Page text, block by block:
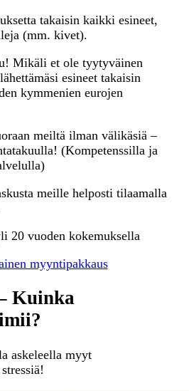
takaisin kaikki esineet,
(mm. kivet).
Mikäli et ole tyytyväinen
esineet takaisin
kymmenien eurojen
meiltä ilman välikäsiä –
(Kompetenssilla ja
meille helposti tilaamalla
20 vuoden kokemuksella
myyntipakkaus
Kuinka
askeleella myyt